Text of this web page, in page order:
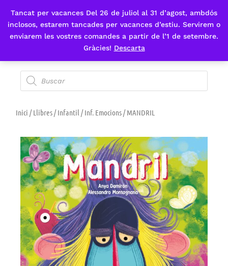
Tancat per vacances Del 26 de juliol al 31 d’agost, ambdós
inclosos, estarem tancades per vacances d’estiu. Servirem o
enviarem les vostres comandes a partir de l’1 de setembre.
Gràcies! Descarta
Fes-te'n sòcia
Inici /Llibres/Infantil /Inf. Emocions/ MANDRIL